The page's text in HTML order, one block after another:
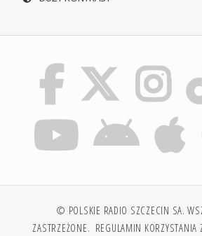
© POLSKIE RADIO SZCZECIN SA.
ZASTRZEŻONE. REGULAMIN KORZYSTANIA